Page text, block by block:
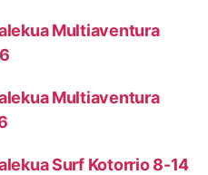
Multiaventura
Multiaventura
Surf Kotorrio 8-14